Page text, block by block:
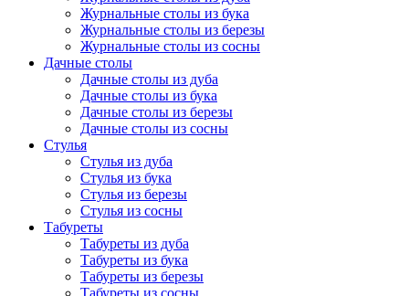
Журнальные столы из бука
Журнальные столы из березы
Журнальные столы из сосны
Дачные столы
Дачные столы из дуба
Дачные столы из бука
Дачные столы из березы
Дачные столы из сосны
Стулья
Стулья из дуба
Стулья из бука
Стулья из березы
Стулья из сосны
Табуреты
Табуреты из дуба
Табуреты из бука
Табуреты из березы
Табуреты из сосны